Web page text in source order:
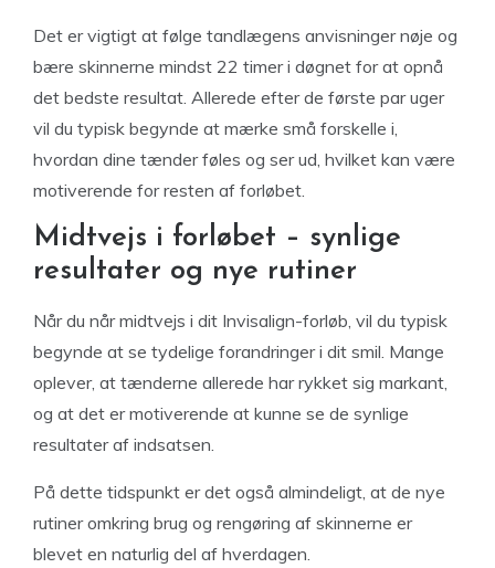
Det er vigtigt at følge tandlægens anvisninger nøje og
bære skinnerne mindst 22 timer i døgnet for at opnå
det bedste resultat. Allerede efter de første par uger
vil du typisk begynde at mærke små forskelle i,
hvordan dine tænder føles og ser ud, hvilket kan være
motiverende for resten af forløbet.
Midtvejs i forløbet – synlige
resultater og nye rutiner
Når du når midtvejs i dit Invisalign-forløb, vil du typisk
begynde at se tydelige forandringer i dit smil. Mange
oplever, at tænderne allerede har rykket sig markant,
og at det er motiverende at kunne se de synlige
resultater af indsatsen.
På dette tidspunkt er det også almindeligt, at de nye
rutiner omkring brug og rengøring af skinnerne er
blevet en naturlig del af hverdagen.